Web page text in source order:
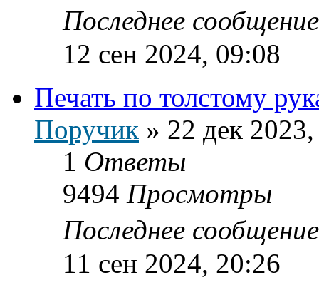
Последнее
12 сен 2024, 09:08
Печать по толстому
Поручик » 22 дек
1 Ответы
9494 Просмотры
Последнее
11 сен 2024, 20:26